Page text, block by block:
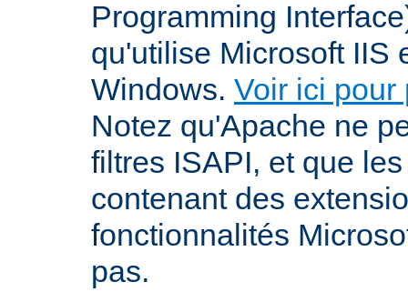
Programming
qu'utilise Microsoft IIS
Windows. Voir ici pour
Notez qu'Apache ne
filtres ISAPI, et que
contenant des
fonctionnalités
pas.